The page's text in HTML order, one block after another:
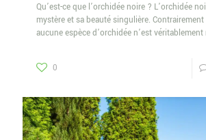
Qu’est-ce que l’orchidée noire ? L’orchidée
mystère et sa beauté singulière.
aucune espèce d’orchidée n’est
0